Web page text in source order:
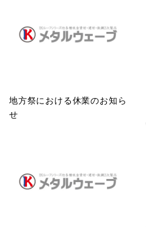
地方祭における休業のお知ら
せ